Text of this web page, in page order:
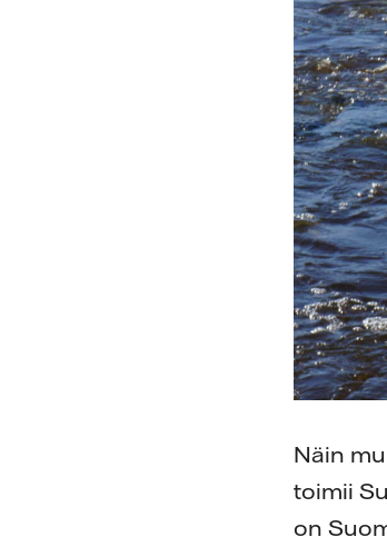
Näin
toimii
on